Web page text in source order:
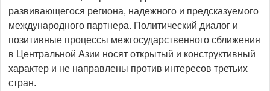
развивающегося региона, надежного и предсказуемого
международного партнера. Политический диалог и
позитивные процессы межгосударственного сближения
в Цент­ральной Азии носят открытый и конструктивный
характер и не направлены против интересов третьих
стран.